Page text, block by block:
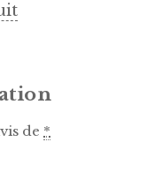
de *